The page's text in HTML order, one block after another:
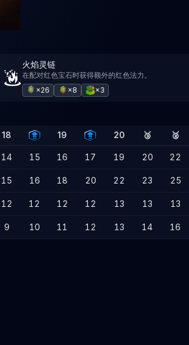
火焰灵链
在配对红色宝石时获得额外的红色法力。
×26
×8 ×3
18 19 20 🥉 🥈
14 15 16 17 19 20 22
15 16 18 20 22 23 25
12 12 12 12 13 13 13
9 10 11 12 13 14 16